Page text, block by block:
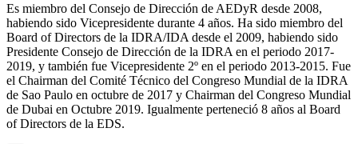
Es miembro del Consejo de Dirección de AEDyR desde 2008,
habiendo sido Vicepresidente durante 4 años. Ha sido miembro del
Board of Directors de la IDRA/IDA desde el 2009, habiendo sido
Presidente Consejo de Dirección de la IDRA en el periodo 2017-
2019, y también fue Vicepresidente 2º en el periodo 2013-2015. Fue
el Chairman del Comité Técnico del Congreso Mundial de la IDRA
de Sao Paulo en octubre de 2017 y Chairman del Congreso Mundial
de Dubai en Octubre 2019. Igualmente perteneció 8 años al Board
of Directors de la EDS.